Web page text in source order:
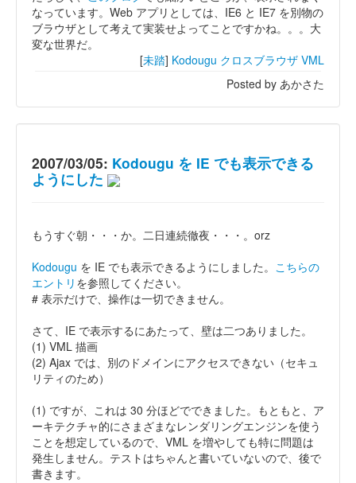
なっています。Web アプリとしては、IE6 と IE7 を別物の
ブラウザとして考えて実装せよってことですかね。。。大
変な世界だ。
[未踏] Kodougu クロスブラウザ VML
Posted by あかさた
2007/03/05: Kodougu を IE でも表示できる
ようにした
もうすぐ朝・・・か。二日連続徹夜・・・。orz
Kodougu を IE でも表示できるようにしました。 こちらの
エントリ を参照してください。
# 表示だけで、操作は一切できません。
さて、IE で表示するにあたって、壁は二つありました。
(1) VML 描画
(2) Ajax では、別のドメインにアクセスできない（セキュ
リティのため）
(1) ですが、これは 30 分ほどでできました。もともと、ア
ーキテクチャ的にさまざまなレンダリングエンジンを使う
ことを想定しているので、VML を増やしても特に問題は
発生しません。テストはちゃんと書いていないので、後で
書きます。